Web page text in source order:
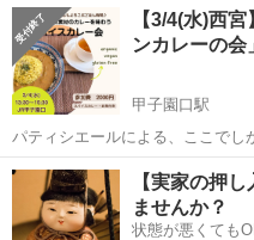
こぶごはん時間を。 オーガニック・ヴィーガン・グルテンフリーにこ
だ...
兵庫 甲子園口駅
【3/4(水)西
ンカレーの
甲子園口駅
パティシエールによる、ここでしか食べれない 【
カレーの会】 〜 音の癒しも添えて〜 ほっと一息、からだも心もよろ
こぶごはん時間を。 オーガニック・ヴィーガン・グルテンフリーにこ
だ...
兵庫 西宮市 甲子園口駅
【実家の押
ませんか？
状態が悪くても